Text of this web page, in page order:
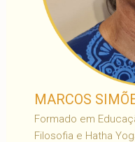
MARCOS
Formado em
Filosofia e Hatha